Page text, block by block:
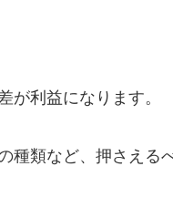
が利益になります。
種類など、押さえる